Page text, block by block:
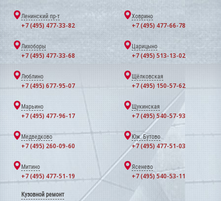
Ленинский пр-т
+7 (495) 477-33-82
Ховрино
+7 (495) 477-66-78
Лихоборы
+7 (495) 477-33-68
Царицыно
+7 (495) 513-13-02
Люблино
+7 (495) 677-95-07
Щёлковская
+7 (495) 150-57-62
Марьино
+7 (495) 477-96-17
Щукинская
+7 (495) 540-57-93
Медведково
+7 (495) 260-09-60
Юж. Бутово
+7 (495) 477-51-03
Митино
+7 (495) 477-51-19
Ясенево
+7 (495) 540-53-11
Кузовной ремонт